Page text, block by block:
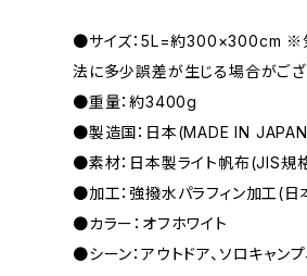
●サイズ：5L=約300×300cm ※
法に多少誤差が生じる場合がござ
●重量：約3400g
●製造国：日本(MADE IN
●素材：日本製ライト帆布(JIS規
●加工：強撥水パラフィン加工(
●カラー：オフホワイト
●シーン：アウトドア、ソロキャン